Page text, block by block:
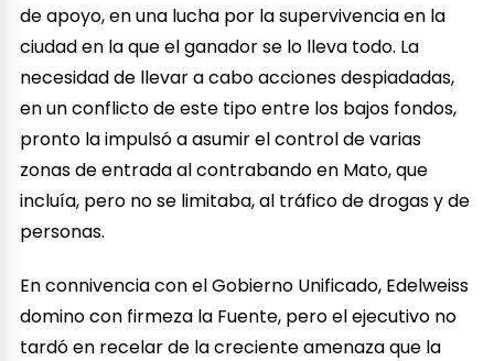
de apoyo, en una lucha por la supervivencia en la
ciudad en la que el ganador se lo lleva todo. La
necesidad de llevar a cabo acciones despiadadas,
en un conflicto de este tipo entre los bajos fondos,
pronto la impulsó a asumir el control de varias
zonas de entrada al contrabando en Mato, que
incluía, pero no se limitaba, al tráfico de drogas y de
personas.
En connivencia con el Gobierno Unificado, Edelweiss
domino con firmeza la Fuente, pero el ejecutivo no
tardó en recelar de la creciente amenaza que la